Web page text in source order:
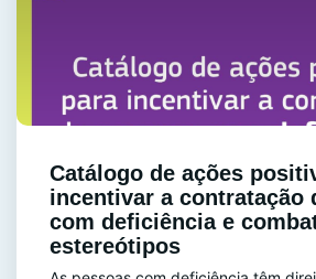
Catálogo de ações
incentivar a contratação
com deficiência e
estereótipos